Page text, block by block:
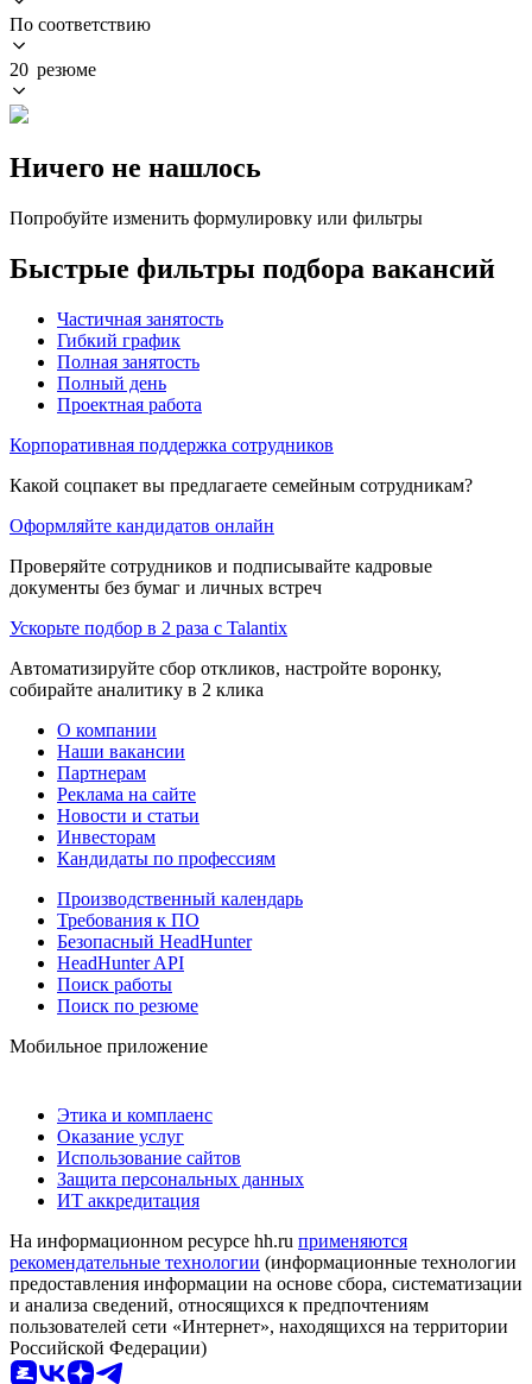
По соответствию
20 резюме
Ничего не нашлось
Попробуйте изменить формулировку или фильтры
Быстрые фильтры подбора вакансий
Частичная занятость
Гибкий график
Полная занятость
Полный день
Проектная работа
Корпоративная поддержка сотрудников
Какой соцпакет вы предлагаете семейным сотрудникам?
Оформляйте кандидатов онлайн
Проверяйте сотрудников и подписывайте кадровые
документы без бумаг и личных встреч
Ускорьте подбор в 2 раза с Talantix
Автоматизируйте сбор откликов, настройте воронку,
собирайте аналитику в 2 клика
О компании
Наши вакансии
Партнерам
Реклама на сайте
Новости и статьи
Инвесторам
Кандидаты по профессиям
Производственный календарь
Требования к ПО
Безопасный HeadHunter
HeadHunter API
Поиск работы
Поиск по резюме
Мобильное приложение
Этика и комплаенс
Оказание услуг
Использование сайтов
Защита персональных данных
ИТ аккредитация
На информационном ресурсе hh.ru применяются
рекомендательные технологии (информационные технологии
предоставления информации на основе сбора, систематизации
и анализа сведений, относящихся к предпочтениям
пользователей сети «Интернет», находящихся на территории
Российской Федерации)